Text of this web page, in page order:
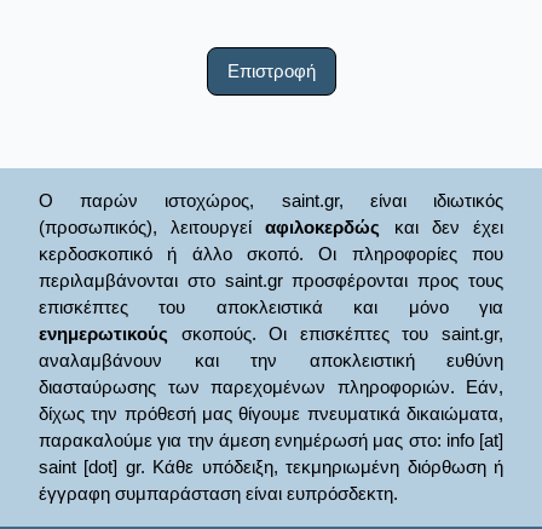
Επιστροφή
Ο παρών ιστοχώρος, saint.gr, είναι ιδιωτικός
(προσωπικός), λειτουργείαφιλοκερδώς και δεν έχει
κερδοσκοπικό ή άλλο σκοπό. Οι πληροφορίες που
περιλαμβάνονται στο saint.gr προσφέρονται προς τους
επισκέπτες του αποκλειστικά και μόνο για
ενημερωτικούς σκοπούς. Οι επισκέπτες του saint.gr,
αναλαμβάνουν και την αποκλειστική ευθύνη
διασταύρωσης των παρεχομένων πληροφοριών. Εάν,
δίχως την πρόθεσή μας θίγουμε πνευματικά δικαιώματα,
παρακαλούμε για την άμεση ενημέρωσή μας στο: info [at]
saint [dot] gr. Κάθε υπόδειξη, τεκμηριωμένη διόρθωση ή
έγγραφη συμπαράσταση είναι ευπρόσδεκτη.